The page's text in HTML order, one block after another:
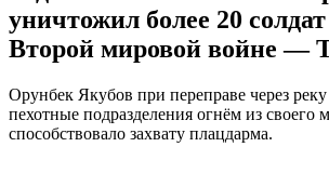
уничтожил более 20
Второй мировой войне —
Орунбек Якубов при переправе через
пехотные подразделения огнём из своего
способствовало захвату плацдарма.